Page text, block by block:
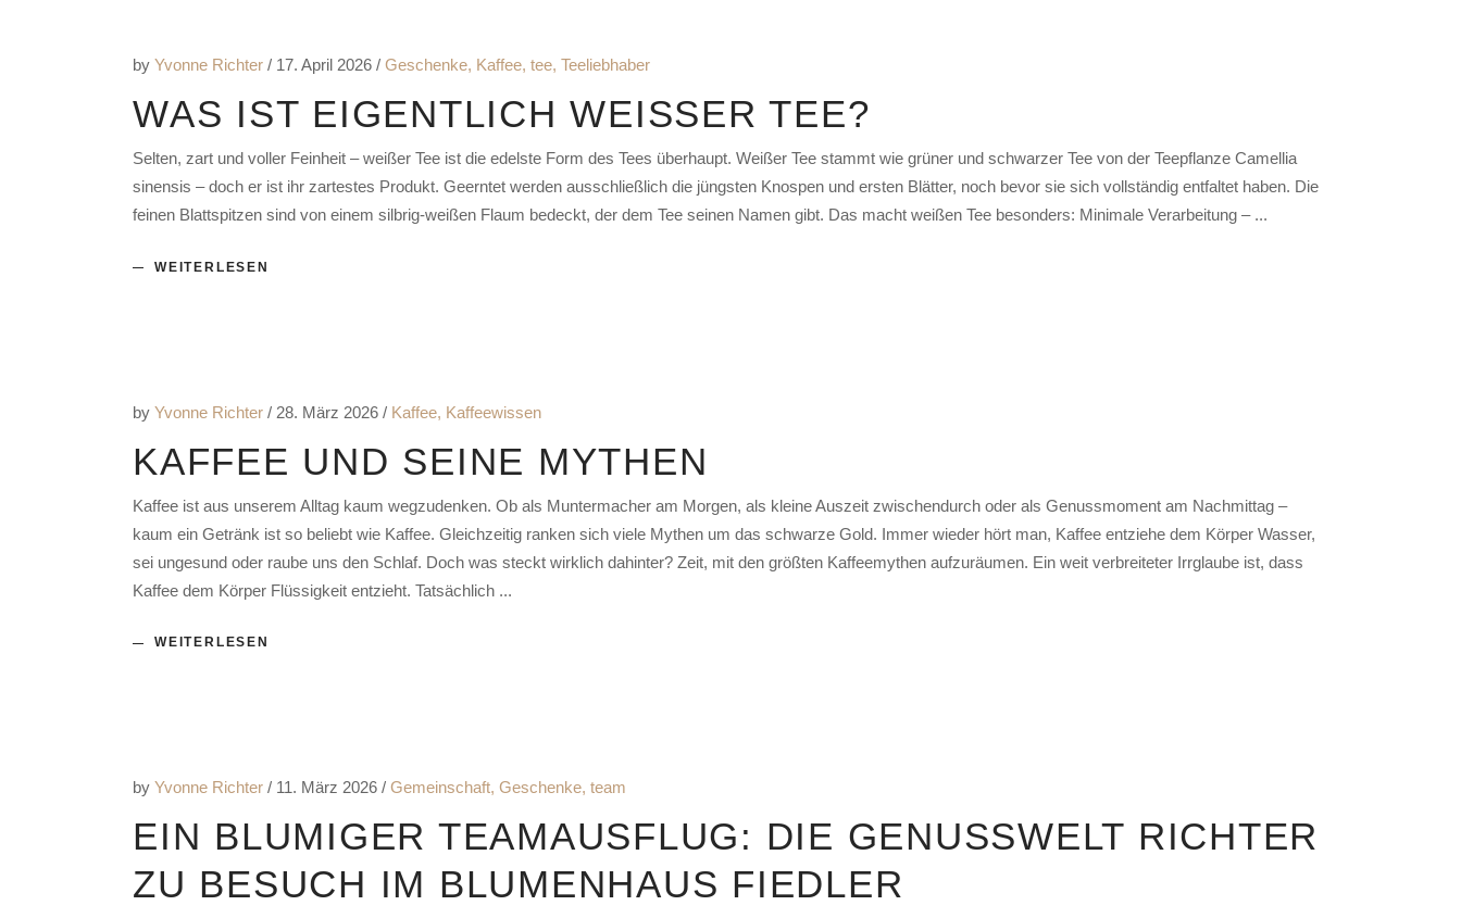
by Yvonne Richter 17. April 2026 Geschenke, Kaffee, tee, Teeliebhaber
WAS IST EIGENTLICH WEISSER TEE?
Selten, zart und voller Feinheit – weißer Tee ist die edelste Form des Tees überhaupt. Weißer Tee stammt wie grüner und schwarzer Tee von der Teepflanze Camellia
sinensis – doch er ist ihr zartestes Produkt. Geerntet werden ausschließlich die jüngsten Knospen und ersten Blätter, noch bevor sie sich vollständig entfaltet haben. Die
feinen Blattspitzen sind von einem silbrig-weißen Flaum bedeckt, der dem Tee seinen Namen gibt. Das macht weißen Tee besonders: Minimale Verarbeitung –
WEITERLESEN
by Yvonne Richter 28. März 2026 Kaffee, Kaffeewissen
KAFFEE UND SEINE MYTHEN
Kaffee ist aus unserem Alltag kaum wegzudenken. Ob als Muntermacher am Morgen, als kleine Auszeit zwischendurch oder als Genussmoment am Nachmittag –
kaum ein Getränk ist so beliebt wie Kaffee. Gleichzeitig ranken sich viele Mythen um das schwarze Gold. Immer wieder hört man, Kaffee entziehe dem Körper Wasser,
sei ungesund oder raube uns den Schlaf. Doch was steckt wirklich dahinter? Zeit, mit den größten Kaffeemythen aufzuräumen. Ein weit verbreiteter Irrglaube ist, dass
Kaffee dem Körper Flüssigkeit entzieht. Tatsächlich
WEITERLESEN
by Yvonne Richter 11. März 2026 Gemeinschaft, Geschenke, team
EIN BLUMIGER TEAMAUSFLUG: DIE GENUSSWELT RICHTER
ZU BESUCH IM BLUMENHAUS FIEDLER